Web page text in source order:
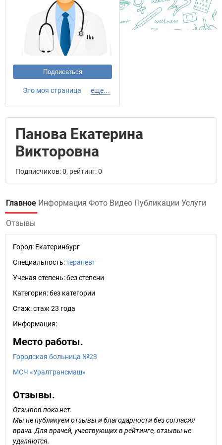
Подписаться
Это моя страница еще...
Панова Екатерина
Викторовна
Подписчиков: 0, рейтинг: 0
Главное Информация Фото Видео Публикации Услуги
Отзывы
Город: Екатеринбург
Специальность:терапевт
Ученая степень:без степени
Категория:без категории
Стаж:стаж 23 года
Информация:
Место работы.
Городская больница №23
МСЧ «Уралтрансмаш»
Отзывы.
Отзывов пока нет.
Мы не публикуем отзывы и благодарности без согласия
врача. Для врачей, участвующих в рейтинге, отзывы не
удаляются.